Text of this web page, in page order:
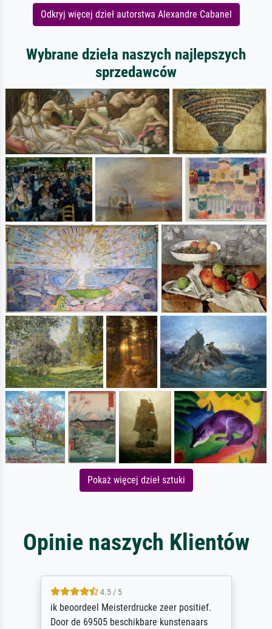
Odkryj więcej dzieł autorstwa Alexandre Cabanel
Wybrane dzieła naszych najlepszych
sprzedawców
Pokaż więcej dzieł sztuki
Opinie naszych Klientów
4.5 / 5
ik beoordeel Meisterdrucke zeer positief.
Door de 69505 beschikbare kunstenaars